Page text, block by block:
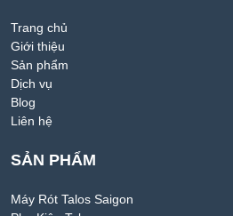
Trang chủ
Giới thiệu
Sản phẩm
Dịch vụ
Blog
Liên hệ
SẢN PHẨM
Máy Rót Talos Saigon